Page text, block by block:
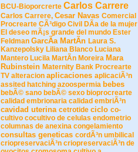
BCU-Bioporcrerte Carlos Carrere
Carlos Carrere, Cesar Navas Comercial
Procrearte CÃ³digo Civil DÃ­a de la mujer
El deseo mÃ¡s grande del mundo Ester
Feldman GarcÃ­a MartÃ­n Laura S.
Kanzepolsky Liliana Blanco Luciana
Mantero Lucila MartÃ­n Moreira Mara
Rubinstein Maternity Bank Procrearte
TV alteracion aplicaciones aplicaciÃ³n
assited hatching azoospermia bebes
bebÃ© sano bebÃ© sexo bioprocrearte
calidad embrionaria calidad embriÃ³n
cavidad uterina cetrotide ciclo co-
cultivo cocultivo de celulas endometrio
columnas de anexina congelamiento
consultas geneticas cordÃ³n umbilical
criopreservaciÃ³n criopreservaciÃ³n de